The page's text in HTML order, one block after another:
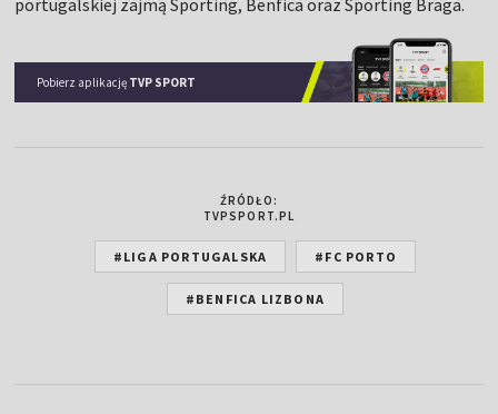
portugalskiej zajmą Sporting, Benfica oraz Sporting Braga.
Pobierz aplikację TVP SPORT
ŹRÓDŁO:
TVPSPORT.PL
#LIGA PORTUGALSKA #FC PORTO
#BENFICA LIZBONA